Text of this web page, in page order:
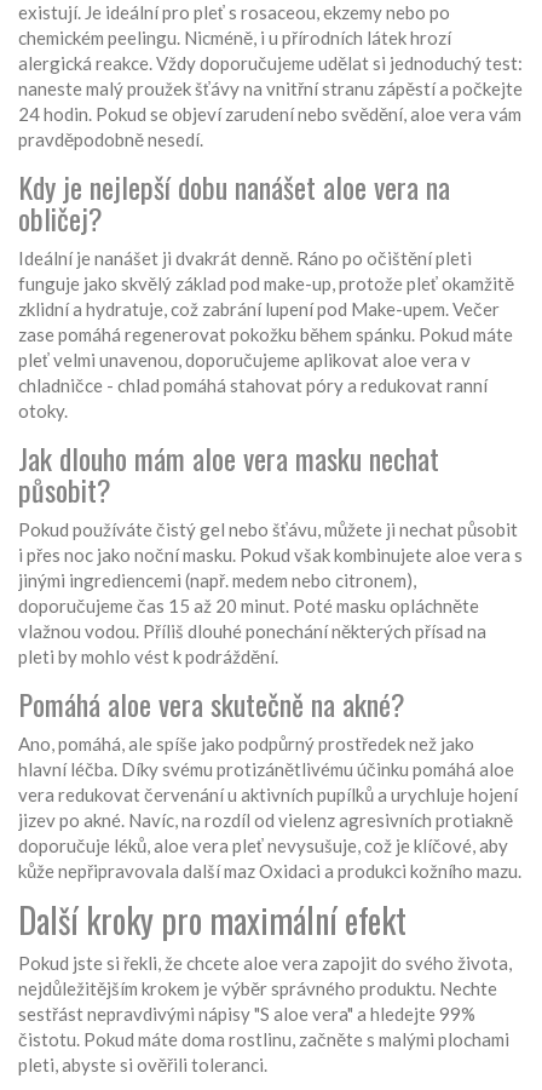
existují. Je ideální pro pleť s rosaceou, ekzemy nebo po
chemickém peelingu. Nicméně, i u přírodních látek hrozí
alergická reakce. Vždy doporučujeme udělat si jednoduchý test:
naneste malý proužek šťávy na vnitřní stranu zápěstí a počkejte
24 hodin. Pokud se objeví zarudení nebo svědění, aloe vera vám
pravděpodobně nesedí.
Kdy je nejlepší dobu nanášet aloe vera na
obličej?
Ideální je nanášet ji dvakrát denně. Ráno po očištění pleti
funguje jako skvělý základ pod make-up, protože pleť okamžitě
zklidní a hydratuje, což zabrání lupení pod Make-upem. Večer
zase pomáhá regenerovat pokožku během spánku. Pokud máte
pleť velmi unavenou, doporučujeme aplikovat aloe vera v
chladničce - chlad pomáhá stahovat póry a redukovat ranní
otoky.
Jak dlouho mám aloe vera masku nechat
působit?
Pokud používáte čistý gel nebo šťávu, můžete ji nechat působit
i přes noc jako noční masku. Pokud však kombinujete aloe vera s
jinými ingrediencemi (např. medem nebo citronem),
doporučujeme čas 15 až 20 minut. Poté masku opláchněte
vlažnou vodou. Příliš dlouhé ponechání některých přísad na
pleti by mohlo vést k podráždění.
Pomáhá aloe vera skutečně na akné?
Ano, pomáhá, ale spíše jako podpůrný prostředek než jako
hlavní léčba. Díky svému protizánětlivému účinku pomáhá aloe
vera redukovat červenání u aktivních pupílků a urychluje hojení
jizev po akné. Navíc, na rozdíl od vielenz agresivních protiakně
doporučuje léků, aloe vera pleť nevysušuje, což je klíčové, aby
kůže nepřipravovala další maz Oxidaci a produkci kožního mazu.
Další kroky pro maximální efekt
Pokud jste si řekli, že chcete aloe vera zapojit do svého života,
nejdůležitějším krokem je výběr správného produktu. Nechte
sestřást nepravdivými nápisy "S aloe vera" a hledejte 99%
čistotu. Pokud máte doma rostlinu, začněte s malými plochami
pleti, abyste si ověřili toleranci.